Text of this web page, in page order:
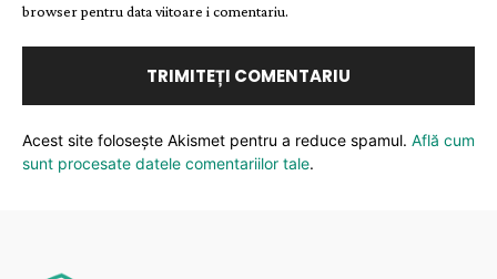
browser pentru data viitoare i comentariu.
Acest site folosește Akismet pentru a reduce spamul. Află cum
sunt procesate datele comentariilor tale.